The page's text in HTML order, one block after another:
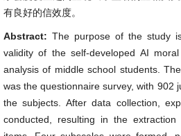
有良好的信效度。
Abstract: The purpose of the study
validity of the self-developed AI
analysis of middle school students.
was the questionnaire survey, with 902
the subjects. After data collection,
conducted, resulting in the